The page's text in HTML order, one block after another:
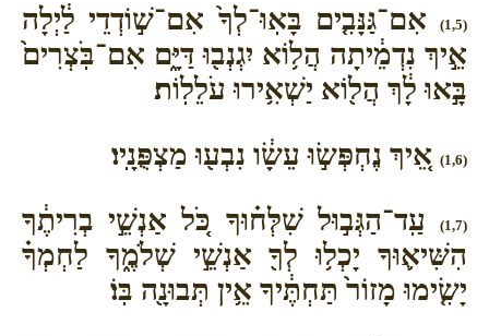
(1,5)
אִם־גַּנָּבִ֤ים בָּאֽוּ־לְךָ֙ אִם־שׁ֣וֹדְדֵי לַ֔יְלָה
אֵ֣יךְ נִדְמֵ֔יתָה הֲל֥וֹא יִגְנְב֖וּ דַּיָּ֑ם אִם־בֹּֽצְרִים֙
בָּ֣אוּ לָ֔ךְ הֲל֖וֹא יַשְׁאִ֥ירוּ עֹלֵלֽוֹת׃
(1,6) אֵ֚יךְ נֶחְפְּשׂ֣וּ עֵשָׂ֔ו נִבְע֖וּ מַצְפֻּנָֽיו׃
(1,7)
עַֽד־הַגְּב֣וּל שִׁלְּח֗וּךָ כֹּ֚ל אַנְשֵׁ֣י בְרִיתֶ֔ךָ
הִשִּׁיא֛וּךָ יָכְל֥וּ לְךָ֖ אַנְשֵׁ֣י שְׁלֹמֶ֑ךָ לַחְמְךָ֗
יָשִׂ֤ימוּ מָזוֹר֙ תַּחְתֶּ֔יךָ אֵ֥ין תְּבוּנָ֖ה בּֽוֹ׃